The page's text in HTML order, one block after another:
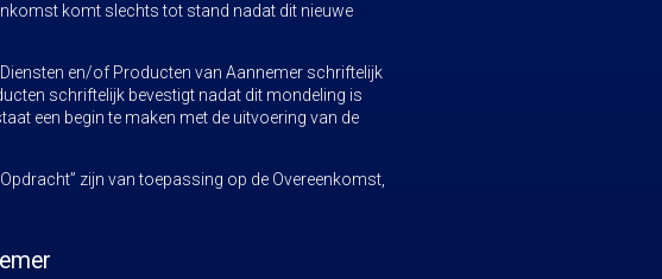
komt slechts tot stand nadat dit nieuwe
en/of Producten van Aannemer schriftelijk
schriftelijk bevestigt nadat dit mondeling is
een begin te maken met de uitvoering van de
zijn van toepassing op de Overeenkomst,